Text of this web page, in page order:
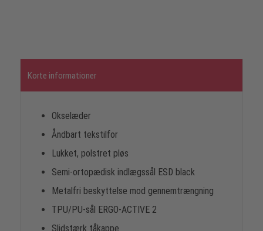
Korte informationer
Okselæder
Åndbart tekstilfor
Lukket, polstret pløs
Semi-ortopædisk indlægssål ESD black
Metalfri beskyttelse mod gennemtrængning
TPU/PU-sål ERGO-ACTIVE 2
Slidstærk tåkappe